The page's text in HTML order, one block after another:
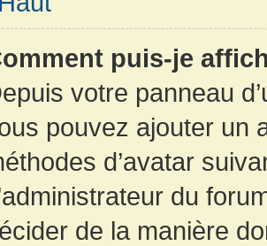
puis-je
votre panneau
pouvez ajouter un
d’avatar
du
de la manière